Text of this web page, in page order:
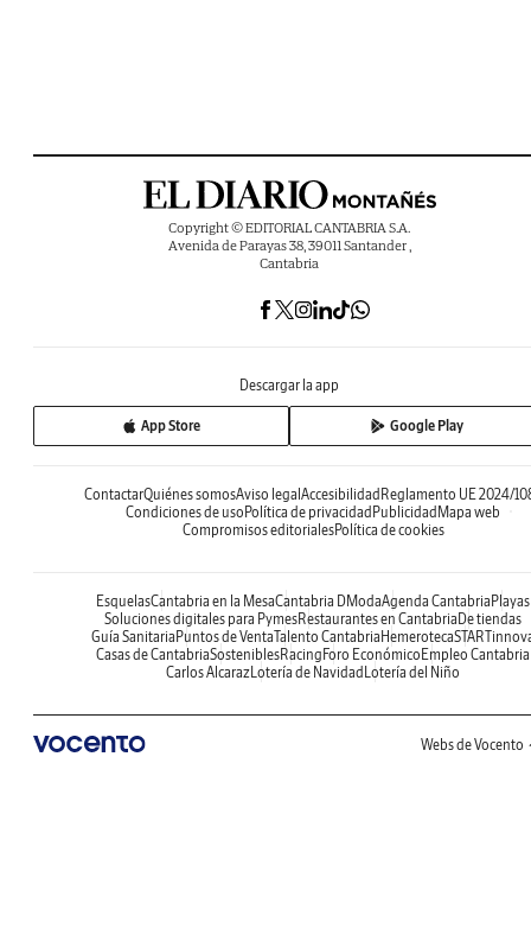
Copyright © EDITORIAL CANTABRIA S.A.
Avenida de Parayas 38, 39011 Santander ,
Cantabria
Descargar la app
App Store Google Play
ContactarQuiénes somosAviso legalAccesibilidadReglamento UE 2024/
Condiciones de usoPolítica de privacidadPublicidadMapa web
Compromisos editorialesPolítica de cookies
EsquelasCantabria en la MesaCantabria DModaAgenda CantabriaPlayas
Soluciones digitales para PymesRestaurantes en CantabriaDe tiendas
Guía SanitariaPuntos de VentaTalento CantabriaHemeroteca
Casas de CantabriaSosteniblesRacingForo EconómicoEmpleo Cantabria
Carlos AlcarazLotería de NavidadLotería del Niño
Webs de Vocento